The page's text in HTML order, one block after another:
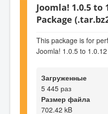
Joomla! 1.0.5 to
Package
This package is for
Joomla! 1.0.5 to 1.0.12
Загруженные
5 445 раз
Размер файла
702.42 kB